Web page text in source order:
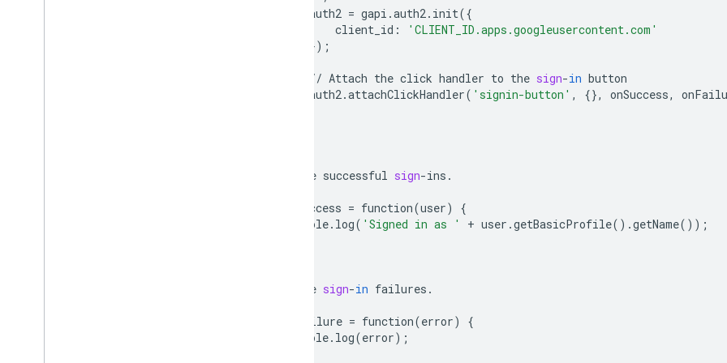
auth2 = gapi .auth2. init({
client_id :
'CLIENT_ID.apps.googleusercontent.com'
});
// Attach the click handler to the sign-in button
auth2.attachClickHandler( 'signin-button' , {}, onSuccess,
Handle successful sign-ins .
onSuccess = function(user)
{
console. log( 'Signed in as ' + user .getBasicProfile() .getName());
Handle sign-in failures .
onFailure = function(error)
{
console. log(error);